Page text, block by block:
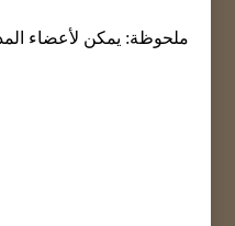
ملحوظة: يمكن لأعضاء